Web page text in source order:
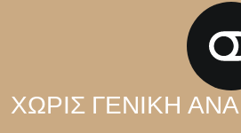
ΧΩΡΙΣ ΓΕΝΙΚΗ